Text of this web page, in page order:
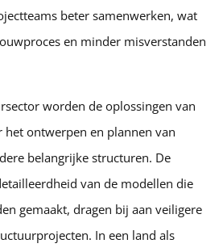
beter samenwerken, wat
en minder misverstanden
worden de oplossingen van
ontwerpen en plannen van
belangrijke structuren. De
van de modellen die
gemaakt, dragen bij aan veiligere
In een land als